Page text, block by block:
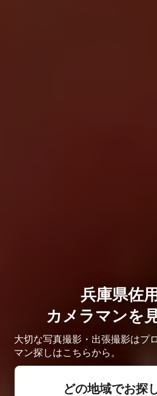
兵庫県佐
カメラマンを
大切な写真撮影・出張撮影はプ
マン探しはこちらから。
どの地域でお探